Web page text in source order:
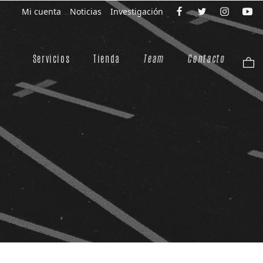
Mi cuenta Noticias Investigación
Servicios Tienda Team Contacto